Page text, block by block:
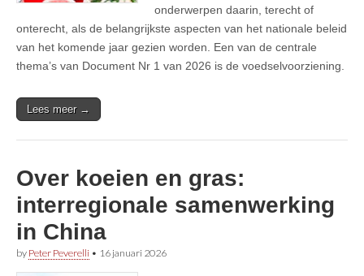
onderwerpen daarin, terecht of
onterecht, als de belangrijkste aspecten van het nationale beleid
van het komende jaar gezien worden. Een van de centrale
thema’s van Document Nr 1 van 2026 is de voedselvoorziening.
Lees meer →
Over koeien en gras:
interregionale samenwerking
in China
by Peter Peverelli • 16 januari 2026